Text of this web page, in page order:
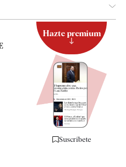
Hazte premium
Suscríbete